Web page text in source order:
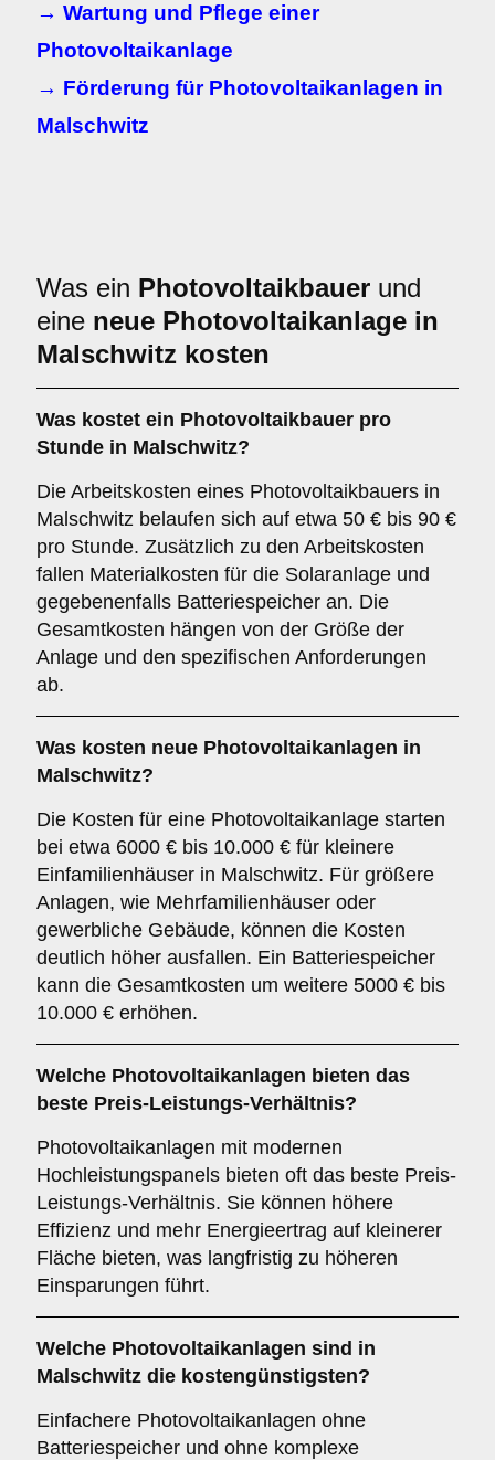
→ Wartung und Pflege einer
Photovoltaikanlage
→ Förderung für Photovoltaikanlagen in
Malschwitz
Was ein Photovoltaikbauer und
eine neue Photovoltaikanlage in
Malschwitz kosten
Was kostet ein Photovoltaikbauer pro
Stunde in Malschwitz?
Die Arbeitskosten eines Photovoltaikbauers in
Malschwitz belaufen sich auf etwa 50 € bis 90 €
pro Stunde. Zusätzlich zu den Arbeitskosten
fallen Materialkosten für die Solaranlage und
gegebenenfalls Batteriespeicher an. Die
Gesamtkosten hängen von der Größe der
Anlage und den spezifischen Anforderungen
ab.
Was kosten neue Photovoltaikanlagen in
Malschwitz?
Die Kosten für eine Photovoltaikanlage starten
bei etwa 6000 € bis 10.000 € für kleinere
Einfamilienhäuser in Malschwitz. Für größere
Anlagen, wie Mehrfamilienhäuser oder
gewerbliche Gebäude, können die Kosten
deutlich höher ausfallen. Ein Batteriespeicher
kann die Gesamtkosten um weitere 5000 € bis
10.000 € erhöhen.
Welche Photovoltaikanlagen bieten das
beste Preis-Leistungs-Verhältnis?
Photovoltaikanlagen mit modernen
Hochleistungspanels bieten oft das beste Preis-
Leistungs-Verhältnis. Sie können höhere
Effizienz und mehr Energieertrag auf kleinerer
Fläche bieten, was langfristig zu höheren
Einsparungen führt.
Welche Photovoltaikanlagen sind in
Malschwitz die kostengünstigsten?
Einfachere Photovoltaikanlagen ohne
Batteriespeicher und ohne komplexe